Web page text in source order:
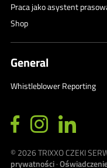
Praca jako asystent
Shop
General
Whistleblower Reporting
© 2026TRIXXO CZEKI
prywatności·